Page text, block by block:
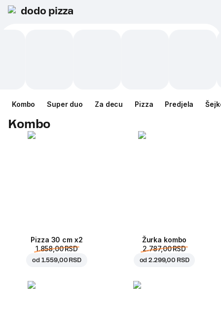
dodo pizza
Kombo Super duo Za decu Pizza Predjela
Kombo
Pizza 30 cm x2
1.858,00 RSD
od 1.559,00 RSD
Žurka kombo
2.787,00 RSD
od2.299,00 RSD